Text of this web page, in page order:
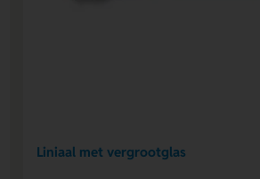
Liniaal met vergrootglas